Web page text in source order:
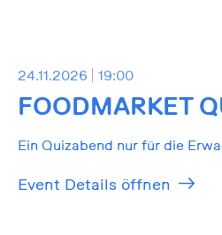
24.11.2026 19:00
FOODMARKET
Ein Quizabend nur für die
Event Details öffnen